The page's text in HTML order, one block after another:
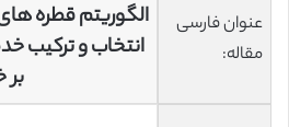
عنوان فارسی
مقاله:
الگوریتم قطره
انتخاب و ترکیب